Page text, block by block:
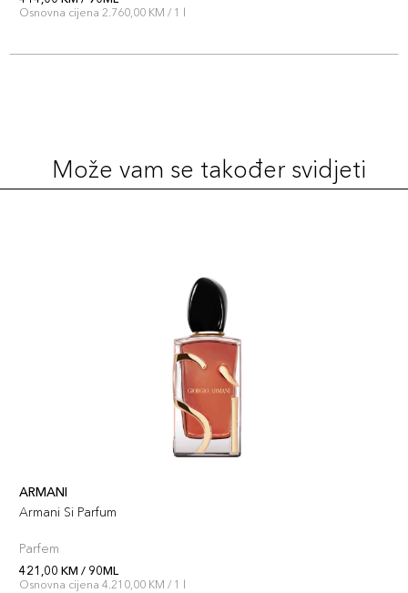
Osnovna cijena 2.760,00 KM / 1 l
Može vam se također svidjeti
ARMANI
Armani Si Parfum
Parfem
421,00 KM / 90ML
Osnovna cijena 4.210,00 KM / 1 l